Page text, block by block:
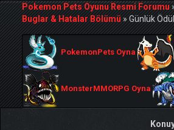
Pokemon Pets Oyunu Resmi Forumu
Buglar & Hatalar Bölümü»Günlük
PokemonPets Oyna
MonsterMMORPG Oyna